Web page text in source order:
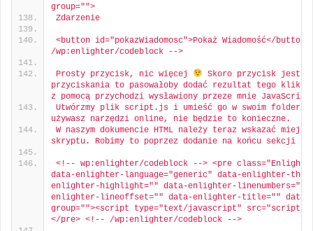
group="">
Zdarzenie
<button id="pokazWiadomosc">Pokaż Wiadomość</
/wp:enlighter/codeblock -->
Prosty przycisk, nic więcej
Skoro przycisk jest
przyciskania to pasowałoby dodać rezultat tego
z pomocą przychodzi wysławiony przeze mnie
Utwórzmy plik script.js i umieść go w swoim
używasz narzędzi online, nie będzie to konieczne.
W naszym dokumencie HTML należy teraz wskazać
skryptu. Robimy to poprzez dodanie na końcu sekcji
<!-- wp:enlighter/codeblock --> <pre
data-enlighter-language="generic" data-enlighter-
enlighter-highlight="" data-enlighter-linenumbers=""
enlighter-lineoffset="" data-enlighter-title="" data-
group=""><script type="text/javascript"
</pre> <!-- /wp:enlighter/codeblock -->